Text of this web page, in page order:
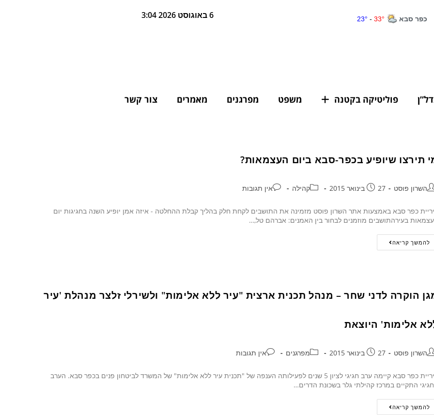
6 באוגוסט 2026 3:04
פוליטיקה בקטנה משפט מפרגנים מאמרים צור קשר
תירצו שיופיע בכפר-סבא ביום העצמאות?
השרון פוסט 27 בינואר 2015 קהילה אין תגובות
כפר סבא באמצעות אתר השרון פוסט מזמינה את התושבים לקחת חלק בהליך קבלת ההחלטה - איזה אמן יופיע השנה בחגיגות יום
בעירהתושבים מוזמנים לבחור בין האמנים: אברהם טל,…
להמשך קריאה
הוקרה לדני שחר – מנהל תכנית ארצית "עיר ללא אלימות" ולשירלי זלצר מנהלת 'עיר
אלימות' היוצאת
השרון פוסט 27 בינואר 2015 מפרגנים אין תגובות
עיריית כפר סבא קיימה ערב חגיגי לציון 5 שנים לפעילותה הענפה של "תכנית עיר ללא אלימות" של המשרד לביטחון פנים בכפר סבא. הערב
התקיים במרכז קהילתי גלר בשכונת הדרים…
להמשך קריאה